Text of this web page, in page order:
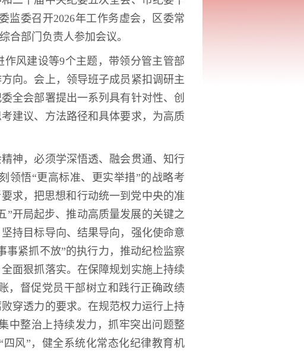
监委召开2026年工作务虚会，区委常
合部门负责人参加会议。
作风建设等9个主题，带领分管主管部
向。会上，领导班子成员紧扣调研主
全会部署提出一系列具有针对性、创
建议、方法路径和具体要求，为高质
神，必须学深悟透、融会贯通、知行
领悟“更高标准、更实举措”的战略考
求，把思想和行动统一到党中央的准
”开局起步、推动高质量发展的关键之
持目标导向、结果导向，强化使命意
事紧抓不放”的执行力，推动纪检监察
面狠抓落实。在保障规划实施上持续
，督促党员干部树立和践行正确政绩
穿透力的要求。在规范权力运行上持
中整治上持续发力，抓牢突出问题整
风”，健全系统化常态化纪律教育机